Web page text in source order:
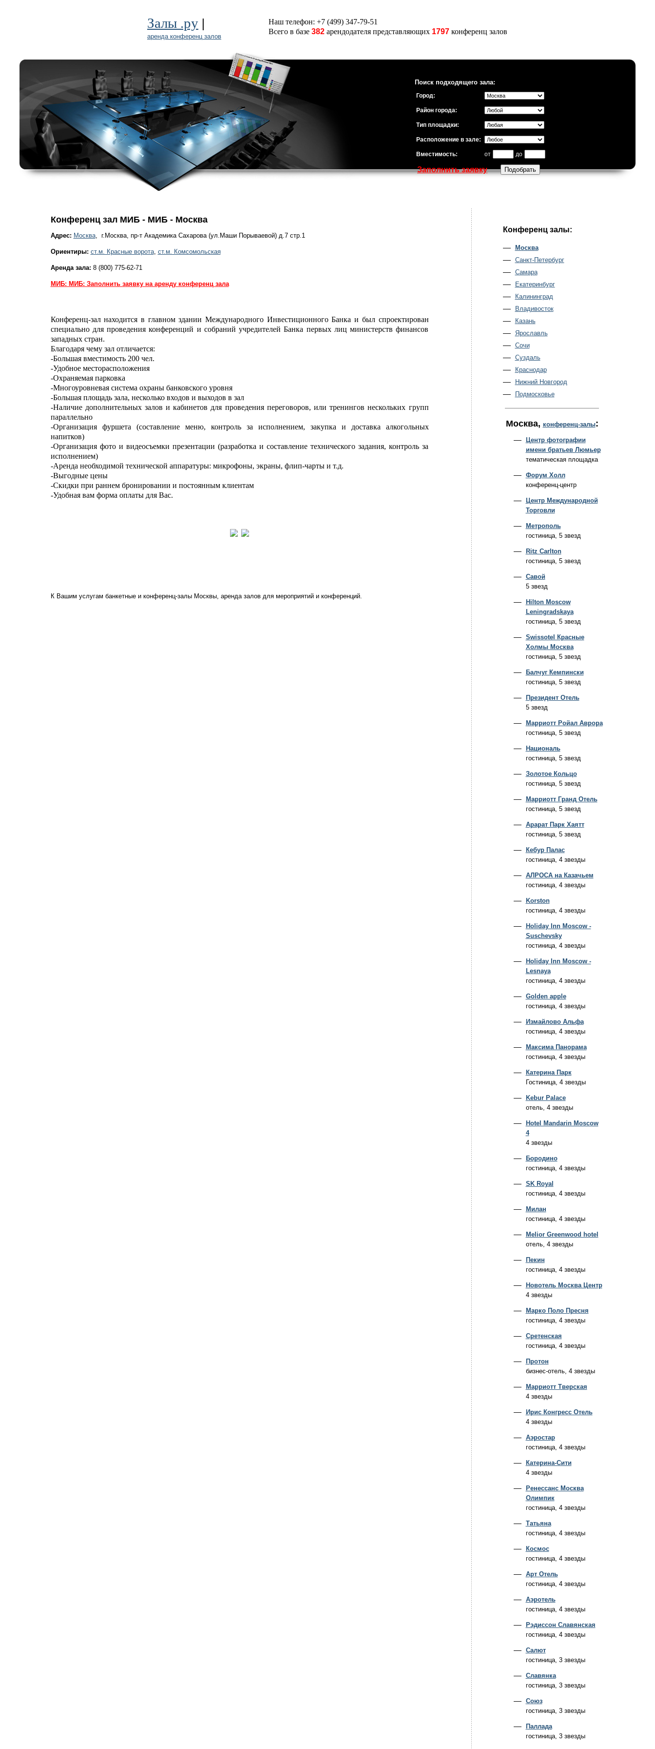
Залы .ру |
аренда конференц залов
Наш телефон: +7 (499) 347-79-51
Всего в базе 382 арендодателя представляющих 1797 конференц залов
Поиск подходящего зала:
Город:
Район города:
Тип площадки:
Расположение в зале:
Вместимость: от до
Заполнить заявку
Конференц зал МИБ - МИБ - Москва
Адрес: Москва, г.Москва, пр-т Академика Сахарова (ул.Маши Порываевой) д.7 стр.1
Ориентиры: ст.м. Красные ворота, ст.м. Комсомольская
Аренда зала: 8 (800) 775-62-71
МИБ: МИБ: Заполнить заявку на аренду конференц зала
Конференц-зал находится в главном здании Международного Инвестиционного Банка и был спроектирован
специально для проведения конференций и собраний учредителей Банка первых лиц министерств финансов
западных стран.
Благодаря чему зал отличается:
-Большая вместимость 200 чел.
-Удобное месторасположения
-Охраняемая парковка
-Многоуровневая система охраны банковского уровня
-Большая площадь зала, несколько входов и выходов в зал
-Наличие дополнительных залов и кабинетов для проведения переговоров, или тренингов нескольких групп
параллельно
-Организация фуршета (составление меню, контроль за исполнением, закупка и доставка алкогольных
напитков)
-Организация фото и видеосъемки презентации (разработка и составление технического задания, контроль за
исполнением)
-Аренда необходимой технической аппаратуры: микрофоны, экраны, флип-чарты и т.д.
-Выгодные цены
-Скидки при раннем бронировании и постоянным клиентам
-Удобная вам форма оплаты для Вас.
К Вашим услугам банкетные и конференц-залы Москвы, аренда залов для мероприятий и конференций.
Конференц залы:
Москва
Санкт-Петербург
Самара
Екатеринбург
Калининград
Владивосток
Казань
Ярославль
Сочи
Суздаль
Краснодар
Нижний Новгород
Подмосковье
Москва, конференц-залы:
Центр фотографии
имени братьев Люмьер
тематическая площадка
Форум Холл
конференц-центр
Центр Международной
Торговли
Метрополь
гостиница, 5 звезд
Ritz Carlton
гостиница, 5 звезд
Савой
5 звезд
Hilton Moscow
Leningradskaya
гостиница, 5 звезд
Swissotel Красные
Холмы Москва
гостиница, 5 звезд
Балчуг Кемпински
гостиница, 5 звезд
Президент Отель
5 звезд
Марриотт Ройал Аврора
гостиница, 5 звезд
Националь
гостиница, 5 звезд
Золотое Кольцо
гостиница, 5 звезд
Марриотт Гранд Отель
гостиница, 5 звезд
Арарат Парк Хаятт
гостиница, 5 звезд
Кебур Палас
гостиница, 4 звезды
АЛРОСА на Казачьем
гостиница, 4 звезды
Korston
гостиница, 4 звезды
Holiday Inn Moscow -
Suschevsky
гостиница, 4 звезды
Holiday Inn Moscow -
Lesnaya
гостиница, 4 звезды
Golden apple
гостиница, 4 звезды
Измайлово Альфа
гостиница, 4 звезды
Максима Панорама
гостиница, 4 звезды
Катерина Парк
Гостиница, 4 звезды
Kebur Palace
отель, 4 звезды
Hotel Mandarin Moscow
4
4 звезды
Бородино
гостиница, 4 звезды
SK Royal
гостиница, 4 звезды
Милан
гостиница, 4 звезды
Melior Greenwood hotel
отель, 4 звезды
Пекин
гостиница, 4 звезды
Новотель Москва Центр
4 звезды
Марко Поло Пресня
гостиница, 4 звезды
Сретенская
гостиница, 4 звезды
Протон
бизнес-отель, 4 звезды
Марриотт Тверская
4 звезды
Ирис Конгресс Отель
4 звезды
Аэростар
гостиница, 4 звезды
Катерина-Сити
4 звезды
Ренессанс Москва
Олимпик
гостиница, 4 звезды
Татьяна
гостиница, 4 звезды
Космос
гостиница, 4 звезды
Арт Отель
гостиница, 4 звезды
Аэротель
гостиница, 4 звезды
Рэдиссон Славянская
гостиница, 4 звезды
Салют
гостиница, 3 звезды
Славянка
гостиница, 3 звезды
Союз
гостиница, 3 звезды
Паллада
гостиница, 3 звезды